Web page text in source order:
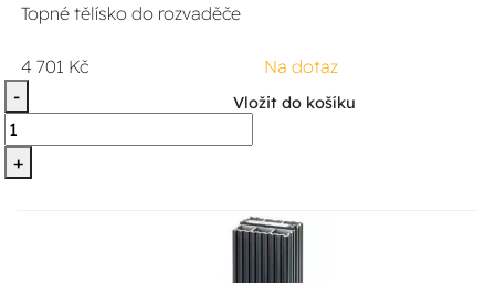
Topné tělísko do rozvaděče
4 701 Kč
Na dotaz
-
+
Vložit do košíku